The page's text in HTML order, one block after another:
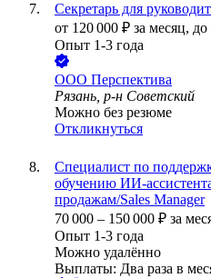
Секретарь для
от 120 000 ₽ за месяц, до
Опыт 1-3 года
ООО Перспектива
Рязань, р-н Советский
Можно без резюме
Откликнуться
Специалист по
обучению ИИ-
продажам/Sales Manager
70 000 – 150 000 ₽ за
Опыт 1-3 года
Можно удалённо
Выплаты: Два раза в